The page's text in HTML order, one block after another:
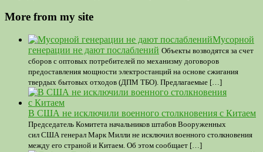
More from my site
Мусорной
генерации не дают послаблений Объекты возводятся за счет
сборов с оптовых потребителей по механизму договоров
предоставления мощности электростанций на основе сжигания
твердых бытовых отходов (ДПМ ТБО). Предлагаемые […]
В США не исключили военного столкновения с Китаем
Председатель Комитета начальников штабов Вооруженных
сил США генерал Марк Милли не исключил военного столкновения
между его страной и Китаем. Об этом сообщает […]